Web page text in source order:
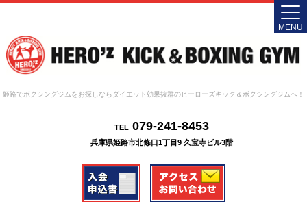
姫路でボクシングジムをお探しならダイエット効果抜群のヒーローズキック＆ボクシングジムへ！
TEL079-241-8453
兵庫県姫路市北條口1丁目9 久宝寺ビル3階
MENU